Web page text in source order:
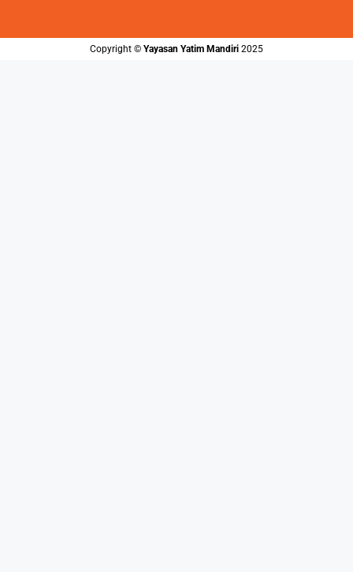
Copyright ©️ Yayasan Yatim Mandiri 2025